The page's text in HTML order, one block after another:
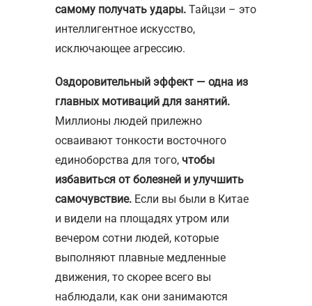
самому получать удары. Тайцзи – это
интеллигентное искусство,
исключающее агрессию.
Оздоровительный эффект — одна из
главных мотиваций для занятий.
Миллионы людей прилежно
осваивают тонкости восточного
единоборства для того, чтобы
избавиться от болезней и улучшить
самочувствие. Если вы были в Китае
и видели на площадях утром или
вечером сотни людей, которые
выполняют плавные медленные
движения, то скорее всего вы
наблюдали, как они занимаются